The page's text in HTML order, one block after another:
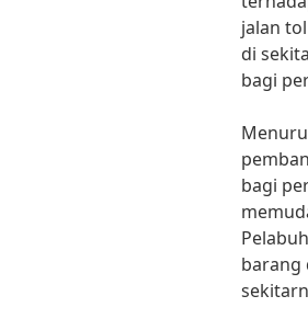
jalan
di
bagi
bagi
barang